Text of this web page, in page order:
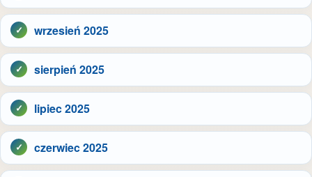
wrzesień 2025
sierpień 2025
lipiec 2025
czerwiec 2025